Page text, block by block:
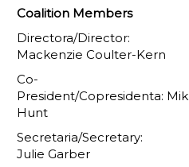
Coalition Members
Directora/Director:
Mackenzie Coulter-Kern
Co-
President/Copresidenta:
Hunt
Secretaria/Secretary:
Julie Garber